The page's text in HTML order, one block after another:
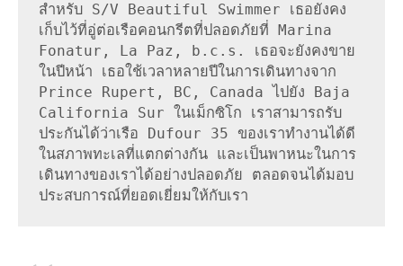
สำหรับ S/V Beautiful Swimmer เธอยังคง
เก็บไว้ที่อู่ต่อเรือคอนกรีตที่ปลอดภัยที่ Marina
Fonatur, La Paz, b.c.s. เธอจะยังคงขาย
ในปีหน้า เธอใช้เวลาหลายปีในการเดินทางจาก
Prince Rupert, BC, Canada ไปยัง Baja
California Sur ในเม็กซิโก เราสามารถรับ
ประกันได้ว่าเรือ Dufour 35 ของเราทำงานได้ดี
ในสภาพทะเลที่แตกต่างกัน และเป็นพาหนะในการ
เดินทางของเราได้อย่างปลอดภัย ตลอดจนได้มอบ
ประสบการณ์ที่ยอดเยี่ยมให้กับเรา